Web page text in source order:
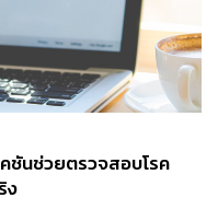
ชันช่วยตรวจสอบโรค
ง